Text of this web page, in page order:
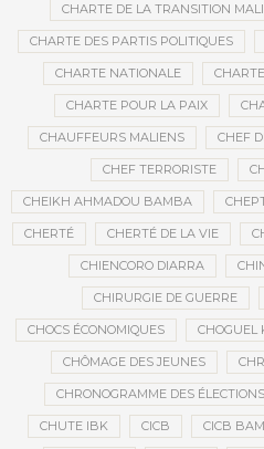
CHARTE DE LA TRANSITION MALI
CHARTE DES PARTIS POLITIQUES
CHARTE NATIONALE
CHARTE POUR LA PAIX
CHAUFFEURS MALIENS CHEF
CHEF TERRORISTE
CHEIKH AHMADOU BAMBA
CHERTÉ CHERTÉ DE LA VIE
CHIENCORO DIARRA
CHIRURGIE DE GUERRE
CHOCS ÉCONOMIQUES CHOGUEL
CHÔMAGE DES JEUNES
CHRONOGRAMME DES ÉLECTIONS
CHUTE IBK CICB CICB